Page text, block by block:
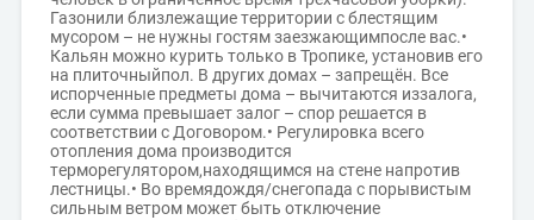
Газонили близлежащие территории с блестящим
мусором – не нужны гостям заезжающимпосле вас.•
Кальян можно курить только в Тропике, установив его
на плиточныйпол. В других домах – запрещён. Все
испорченные предметы дома – вычитаются иззалога,
если сумма превышает залог – спор решается в
соответствии с Договором.• Регулировка всего
отопления дома производится
терморегулятором,находящимся на стене напротив
лестницы.• Во времядождя/снегопада с порывистым
сильным ветром может быть отключение